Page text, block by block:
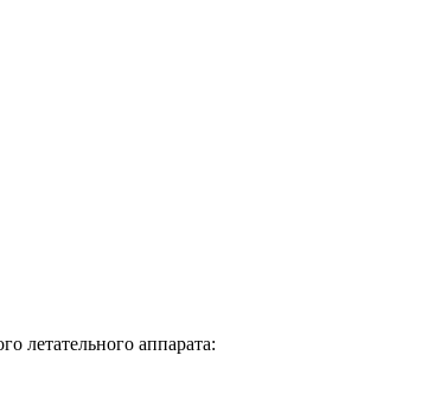
летательного аппарата: